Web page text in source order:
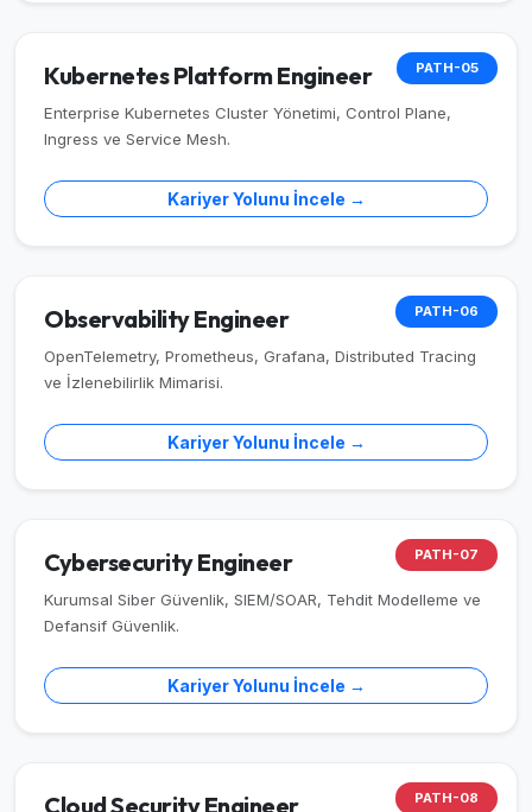
PATH-05
Kubernetes Platform Engineer
Enterprise Kubernetes Cluster Yönetimi, Control Plane,
Ingress ve Service Mesh.
Kariyer Yolunu İncele →
PATH-06
Observability Engineer
OpenTelemetry, Prometheus, Grafana, Distributed Tracing
ve İzlenebilirlik Mimarisi.
Kariyer Yolunu İncele →
PATH-07
Cybersecurity Engineer
Kurumsal Siber Güvenlik, SIEM/SOAR, Tehdit Modelleme ve
Defansif Güvenlik.
Kariyer Yolunu İncele →
PATH-08
Cloud Security Engineer